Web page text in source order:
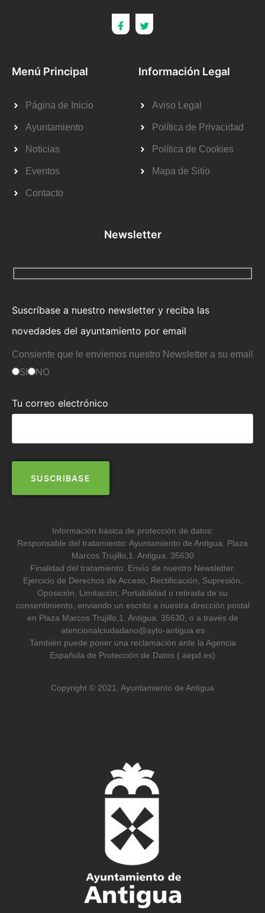
Menú Principal
Página de Inicio
Ayuntamiento
Noticias
Eventos
Contacto
Información Legal
Aviso Legal
Política de Privacidad
Política de Cookies
Mapa de Sitio
Newsletter
Suscríbase a nuestro newsletter y reciba las
novedades del ayuntamiento por email
Consiente que le enviemos nuestro Newsletter a su email
SI NO
Tu correo electrónico
Información básica de protección de datos:
Responsable del tratamiento: Ayuntamiento de Antigua. Plaza
Marcos Trujillo,1. Antigua. 35630
Finalidad del tratamiento: Envío de nuestro Newsletter.
Ejercicio de Derechos de Acceso, Rectificación, Supresión,
Oposición, Limitación, Portabilidad o retirada de su
consentimiento, enviando un escrito a nuestra dirección postal
en Plaza Marcos Trujillo,1. Antigua. 35630, o a través de
atencionalciudadano@ayto-antigua.es
También puede poner una reclamación ante la Agencia
Española de Protección de Datos ( aepd.es)
Copyright © 2021. Ayuntamiento de Antigua